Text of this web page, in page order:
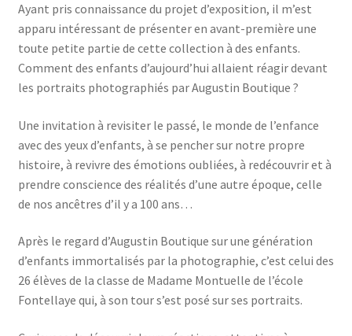
Ayant pris connaissance du projet d’exposition, il m’est
apparu intéressant de présenter en avant-première une
toute petite partie de cette collection à des enfants.
Comment des enfants d’aujourd’hui allaient réagir devant
les portraits photographiés par Augustin Boutique ?
Une invitation à revisiter le passé, le monde de l’enfance
avec des yeux d’enfants, à se pencher sur notre propre
histoire, à revivre des émotions oubliées, à redécouvrir et à
prendre conscience des réalités d’une autre époque, celle
de nos ancêtres d’il y a 100 ans…
Après le regard d’Augustin Boutique sur une génération
d’enfants immortalisés par la photographie, c’est celui des
26 élèves de la classe de Madame Montuelle de l’école
Fontellaye qui, à son tour s’est posé sur ses portraits.